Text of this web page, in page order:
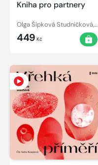
Kniha pro partnery
Olga Šípková Studničková, Milan Studnička
449 Kč